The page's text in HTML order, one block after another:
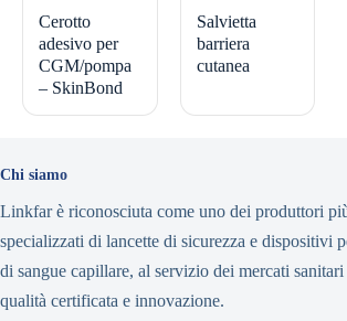
Cerotto
adesivo per
CGM/pompa
– SkinBond
Salvietta
barriera
cutanea
Chi siamo
Linkfar è riconosciuta come uno dei produttori
specializzati di lancette di sicurezza e dispositivi
di sangue capillare, al servizio dei mercati
qualità certificata e innovazione.